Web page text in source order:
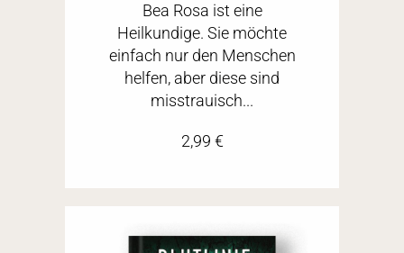
Bea Rosa ist eine
Heilkundige. Sie möchte
einfach nur den Menschen
helfen, aber diese sind
misstrauisch...
2,99 €